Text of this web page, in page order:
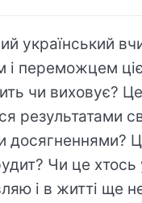
український
і переможцем
чи виховує?
результатами
досягненнями?
Чи це хтось
і в житті ще